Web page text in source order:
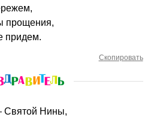
прощения,
придем.
Скопировать
Святой Нины,